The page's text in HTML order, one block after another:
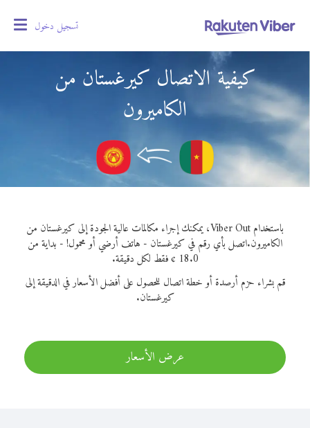
تسجيل دخول
كيفية الاتصال كيرغستان من
الكاميرون
باستخدام Viber Out، يمكنك إجراء مكالمات عالية الجودة إلى كيرغستان من
الكاميرون.اتصل بأي رقم في كيرغستان - هاتف أرضي أو محمول! - بداية من
18.0 ¢ فقط لكل دقيقة.
قم بشراء حزم أرصدة أو خطة اتصال للحصول على أفضل الأسعار في الدقيقة إلى
كيرغستان.
عرض الأسعار